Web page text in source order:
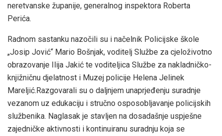
neretvanske županije, generalnog inspektora Roberta
Perića.
Radnom sastanku nazočili su i načelnik Policijske škole
„Josip Jović“ Mario Bošnjak, voditelj Službe za cjeloživotno
obrazovanje Ilija Jakić te voditeljica Službe za nakladničko-
knjižničnu djelatnost i Muzej policije Helena Jelinek
Mareljić.Razgovarali su o daljnjem unaprjeđenju suradnje
vezanom uz edukaciju i stručno osposobljavanje policijskih
službenika. Naglasak je stavljen na dosadašnje uspješne
zajedničke aktivnosti i kontinuiranu suradnju koja se